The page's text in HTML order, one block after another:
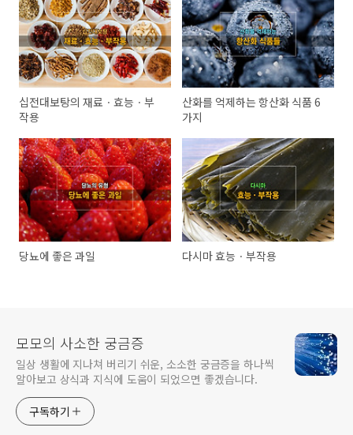
십전대보탕의 재료ㆍ효능ㆍ부
작용
산화를 억제하는 항산화 식품 6
가지
당뇨에 좋은 과일 다시마 효능ㆍ부작용
모모의 사소한 궁금증
일상 생활에 지나쳐 버리기 쉬운, 소소한 궁금증을 하나씩
알아보고 상식과 지식에 도움이 되었으면 좋겠습니다.
구독하기